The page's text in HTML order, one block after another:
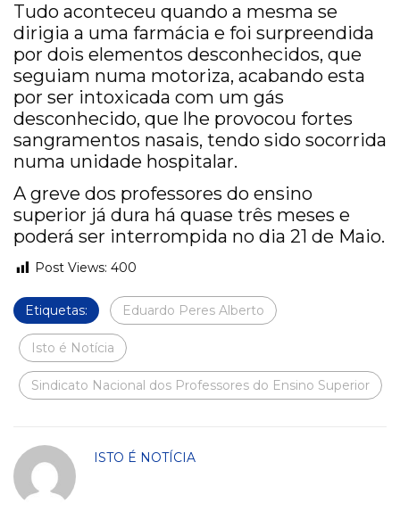
Tudo aconteceu quando a mesma se
dirigia a uma farmácia e foi surpreendida
por dois elementos desconhecidos, que
seguiam numa motoriza, acabando esta
por ser intoxicada com um gás
desconhecido, que lhe provocou fortes
sangramentos nasais, tendo sido socorrida
numa unidade hospitalar.
A greve dos professores do ensino
superior já dura há quase três meses e
poderá ser interrompida no dia 21 de Maio.
Post Views: 400
Etiquetas: Eduardo Peres Alberto
Isto é Notícia
Sindicato Nacional dos Professores do Ensino Superior
ISTO É NOTÍCIA